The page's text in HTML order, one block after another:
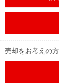
売却をお考えの方